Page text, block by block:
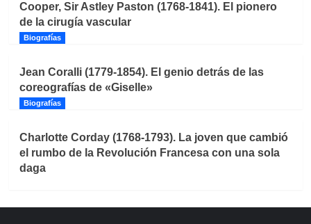
Cooper, Sir Astley Paston (1768-1841). El pionero
de la cirugía vascular
Biografías
Jean Coralli (1779-1854). El genio detrás de las
coreografías de «Giselle»
Biografías
Charlotte Corday (1768-1793). La joven que cambió
el rumbo de la Revolución Francesa con una sola
daga